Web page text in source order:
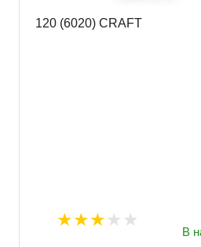
120 (6020) CRAFT
В